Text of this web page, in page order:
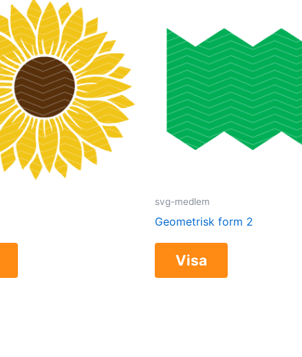
svg-medlem
Geometrisk form 2
Visa